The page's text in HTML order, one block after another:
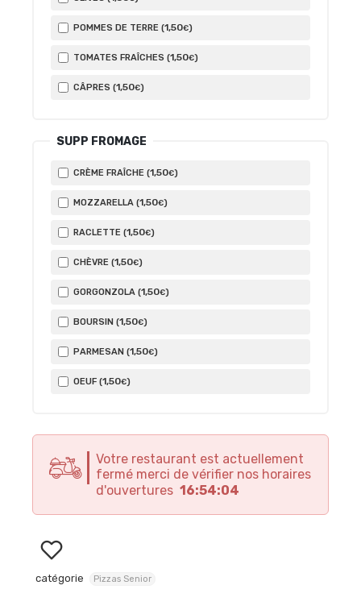
POMMES DE TERRE (1,50€)
TOMATES FRAÎCHES (1,50€)
CÂPRES (1,50€)
SUPP FROMAGE
CRÈME FRAÎCHE (1,50€)
MOZZARELLA (1,50€)
RACLETTE (1,50€)
CHÈVRE (1,50€)
GORGONZOLA (1,50€)
BOURSIN (1,50€)
PARMESAN (1,50€)
OEUF (1,50€)
Votre restaurant est actuellement
fermé merci de vérifier nos horaires
d'ouvertures 16:54:04
catégorie Pizzas Senior